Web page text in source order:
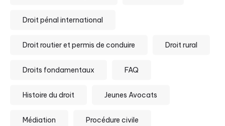
Droit pénal international
Droit routier et permis de conduire Droit rural
Droits fondamentaux FAQ
Histoire du droit Jeunes Avocats
Médiation Procédure civile